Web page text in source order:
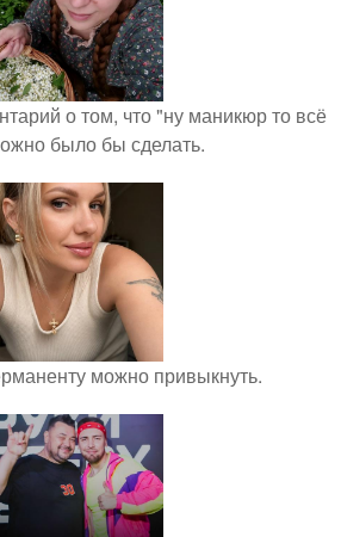
о том, что "ну маникюр то всё
было бы сделать.
можно привыкнуть.